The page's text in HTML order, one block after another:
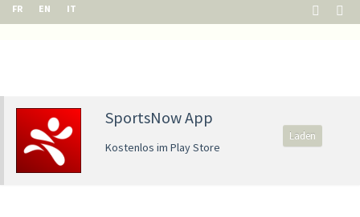
FR EN IT
SportsNow App
Kostenlos im Play Store
Laden